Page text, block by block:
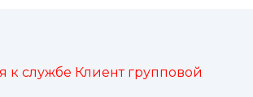
службе Клиент групповой